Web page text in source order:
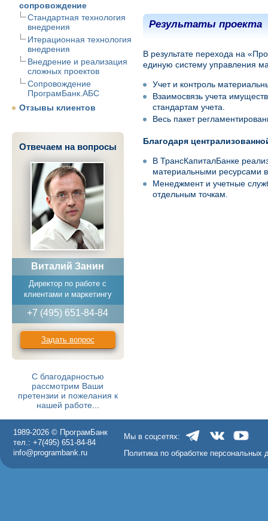
сопровождение
Стандартная технология
внедрения
Итерационная технология
внедрения
Внедрение и реализация
сложных проектов
Сопровождение
ПрограмБанк.АБС
Отзывы клиентов
Отвечаем на вопросы
Виталий Занин
Директор по работе с
клиентами и маркетингу
+7 (495) 651-84-84
Задать вопрос
С благодарностью
рассмотрим Ваши
претензии и пожелания к
нашей работе...
Результаты проекта
В результате перехода на
единую систему управления
Учет и контроль
Взаимосвязь учета
стандартам учета.
Весь пакет
Благодаря
В ТрансКапиталБанке
материальными ресурсами
Менеджмент и учетные
отдельным точкам.
1989-2026 © ПрограмБанк
тел.: +7(495) 651-84-84
info@programbank.ru
Мы в соцсетях:
Политика по обработке персональных